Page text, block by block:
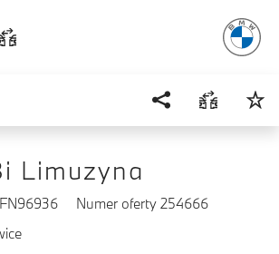
się
Limuzyna
Numer oferty 254666